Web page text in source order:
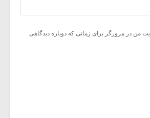
من در مرورگر برای زمانی که دوباره دیدگاهی